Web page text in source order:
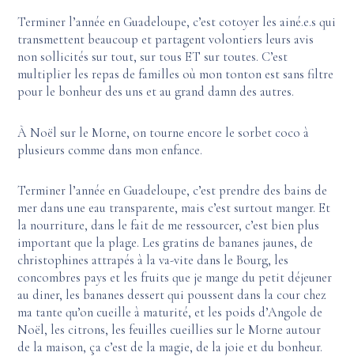
Terminer l’année en Guadeloupe, c’est cotoyer les ainé.e.s qui
transmettent beaucoup et partagent volontiers leurs avis
non sollicités sur tout, sur tous ET sur toutes. C’est
multiplier les repas de familles où mon tonton est sans filtre
pour le bonheur des uns et au grand damn des autres.
À Noël sur le Morne, on tourne encore le sorbet coco à
plusieurs comme dans mon enfance.
Terminer l’année en Guadeloupe, c’est prendre des bains de
mer dans une eau transparente, mais c’est surtout manger. Et
la nourriture, dans le fait de me ressourcer, c’est bien plus
important que la plage. Les gratins de bananes jaunes, de
christophines attrapés à la va-vite dans le Bourg, les
concombres pays et les fruits que je mange du petit déjeuner
au diner, les bananes dessert qui poussent dans la cour chez
ma tante qu’on cueille à maturité, et les poids d’Angole de
Noël, les citrons, les feuilles cueillies sur le Morne autour
de la maison, ça c’est de la magie, de la joie et du bonheur.